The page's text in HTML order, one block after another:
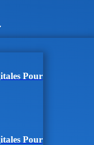
Pour
Pour